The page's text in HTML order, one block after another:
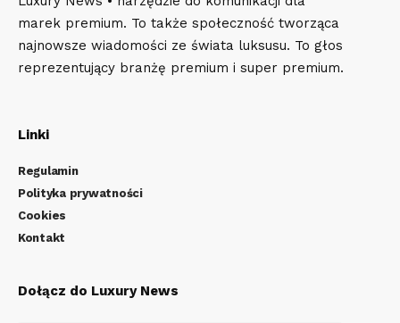
marek premium. To także społeczność tworząca
najnowsze wiadomości ze świata luksusu. To głos
reprezentujący branżę premium i super premium.
Linki
Regulamin
Polityka prywatności
Cookies
Kontakt
Dołącz do Luxury News